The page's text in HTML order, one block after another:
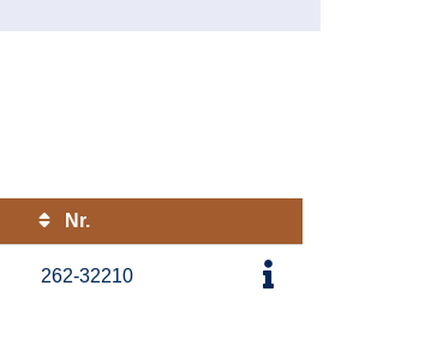
Nr.
Kursstatus
262-32210